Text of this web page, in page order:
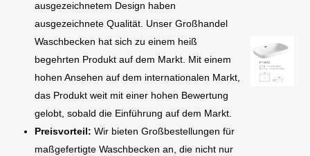
ausgezeichnetem Design haben
ausgezeichnete Qualität. Unser Großhandel
Waschbecken hat sich zu einem heiß
begehrten Produkt auf dem Markt. Mit einem
hohen Ansehen auf dem internationalen Markt,
das Produkt weit mit einer hohen Bewertung
gelobt, sobald die Einführung auf dem Markt.
Preisvorteil: Wir bieten Großbestellungen für
maßgefertigte Waschbecken an, die nicht nur